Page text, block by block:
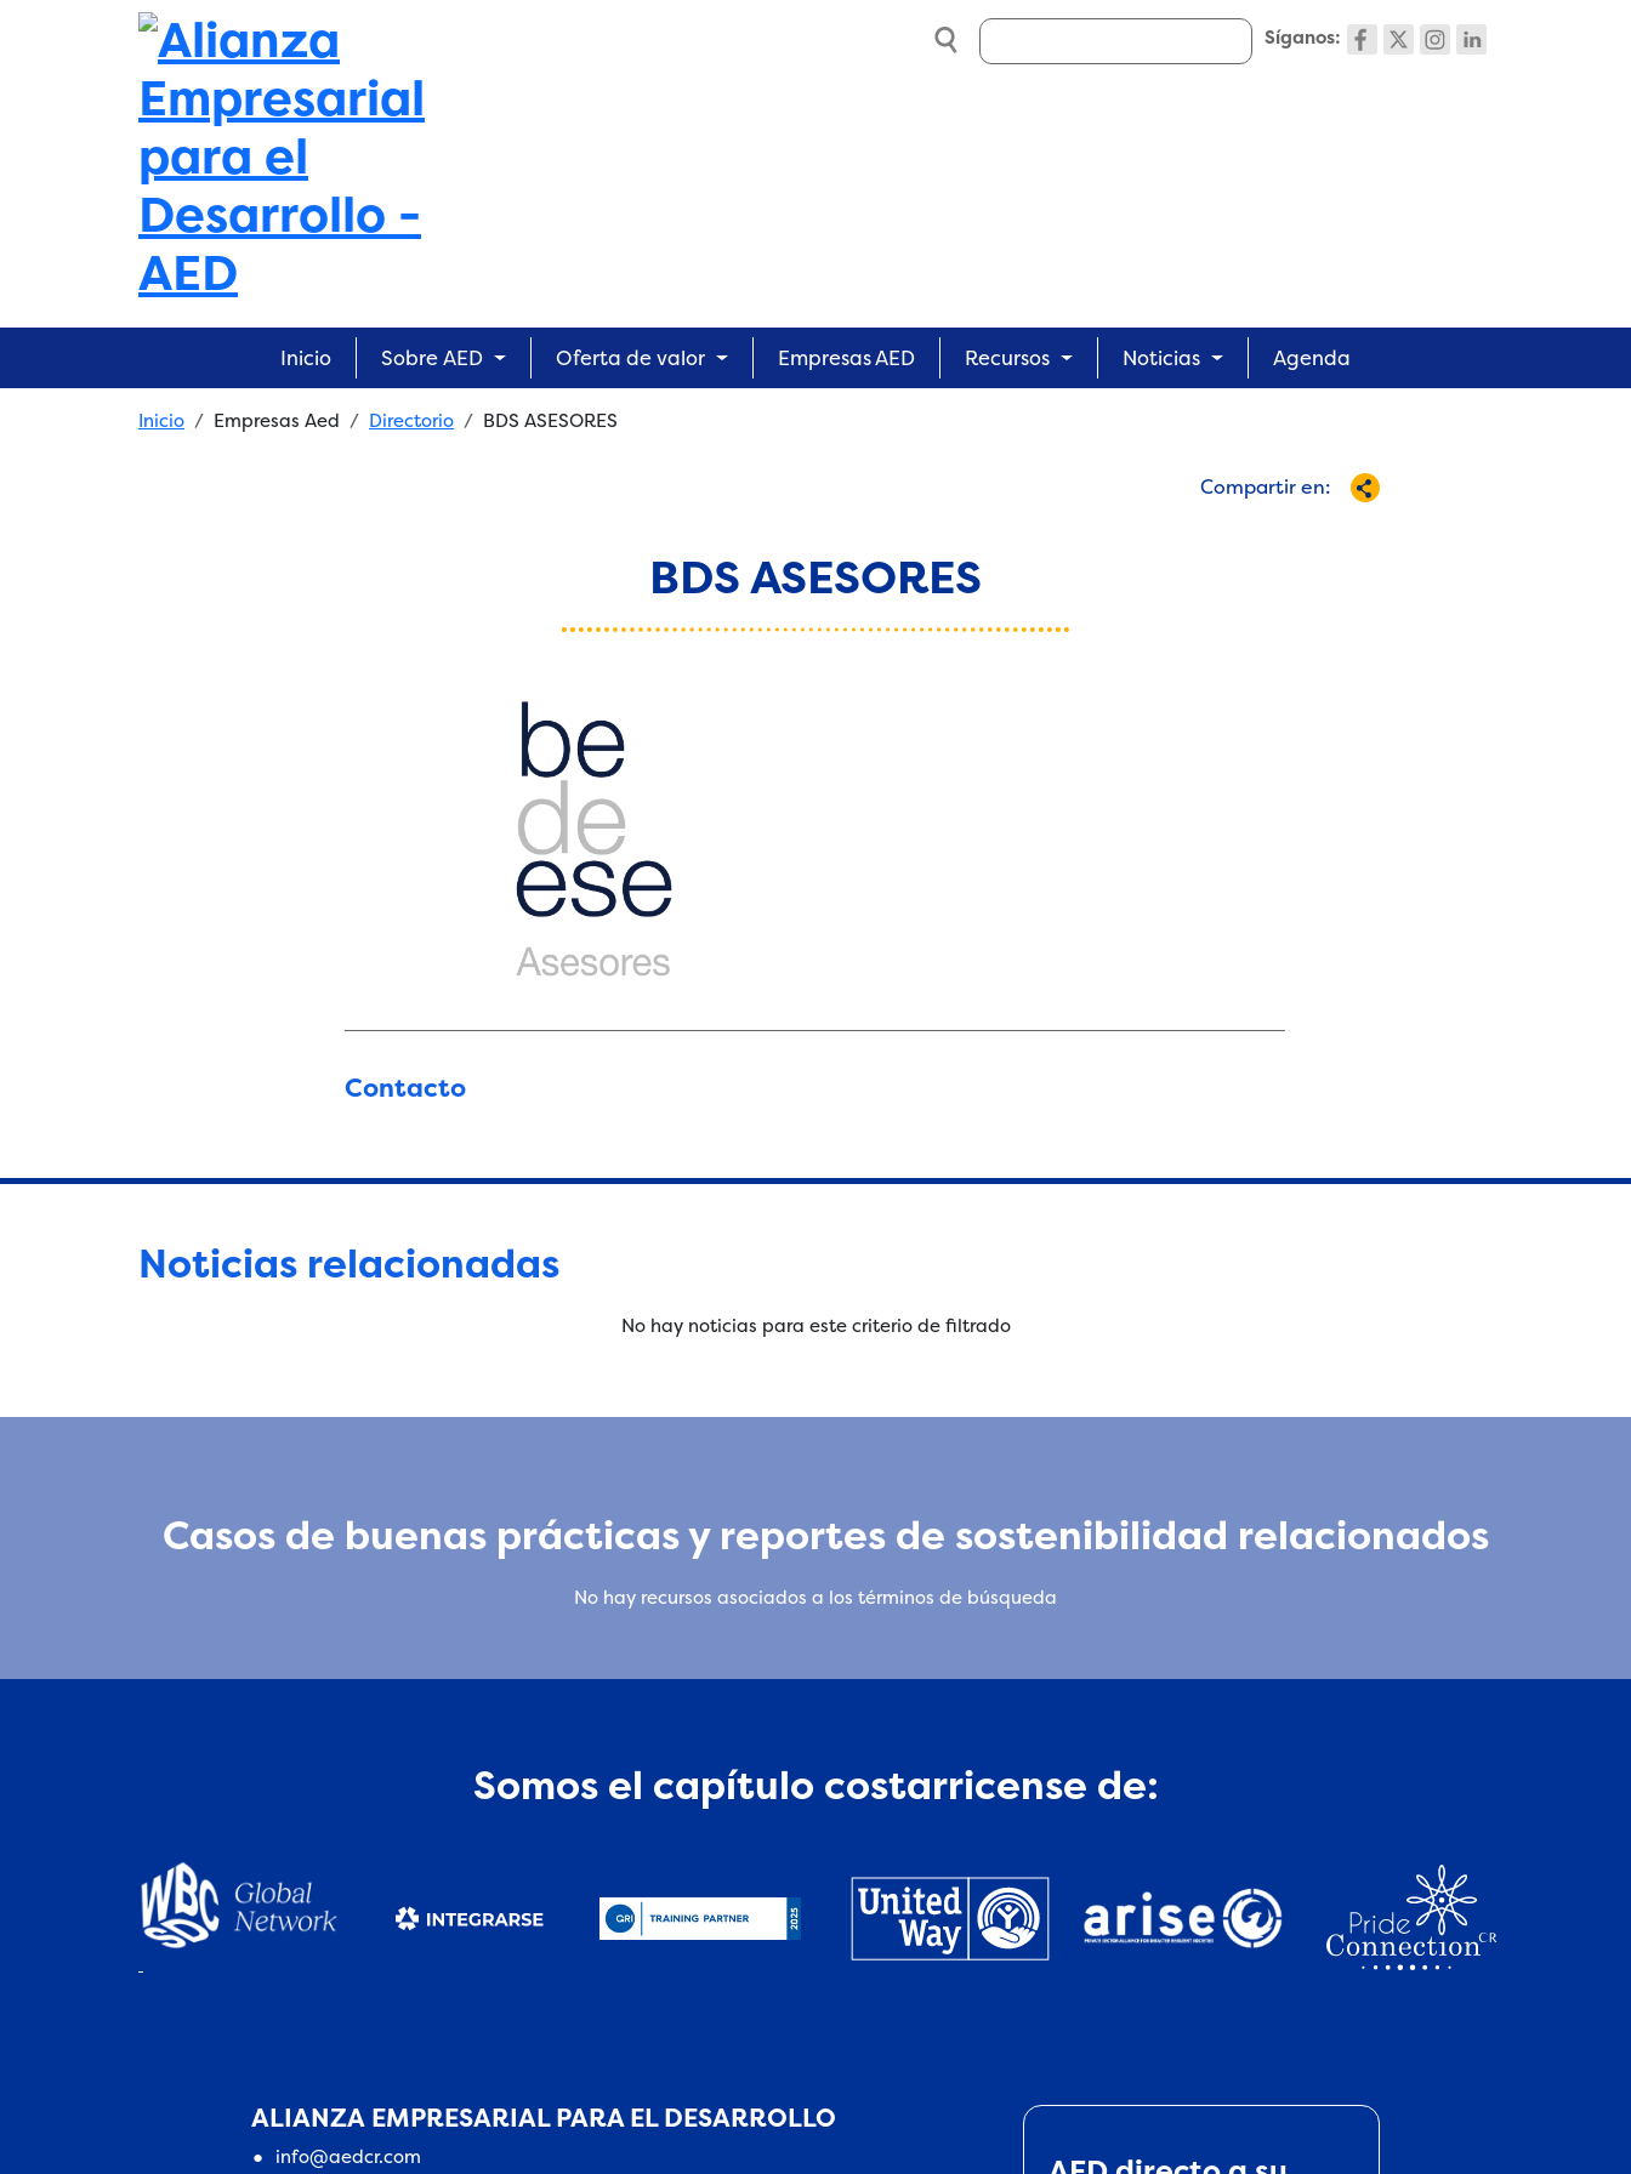
Skip to main content
Síganos:
Search
Main navigation
Inicio Sobre AED Oferta de valor Empresas AED Recursos Noticias Agenda
Breadcrumb
Inicio Empresas Aed Directorio BDS ASESORES
Compartir en:
BDS ASESORES
Contacto
Noticias relacionadas
No hay noticias para este criterio de filtrado
Casos de buenas prácticas y reportes de sostenibilidad relacionados
No hay recursos asociados a los términos de búsqueda
Somos el capítulo costarricense de:
ALIANZA EMPRESARIAL PARA EL DESARROLLO
info@aedcr.com